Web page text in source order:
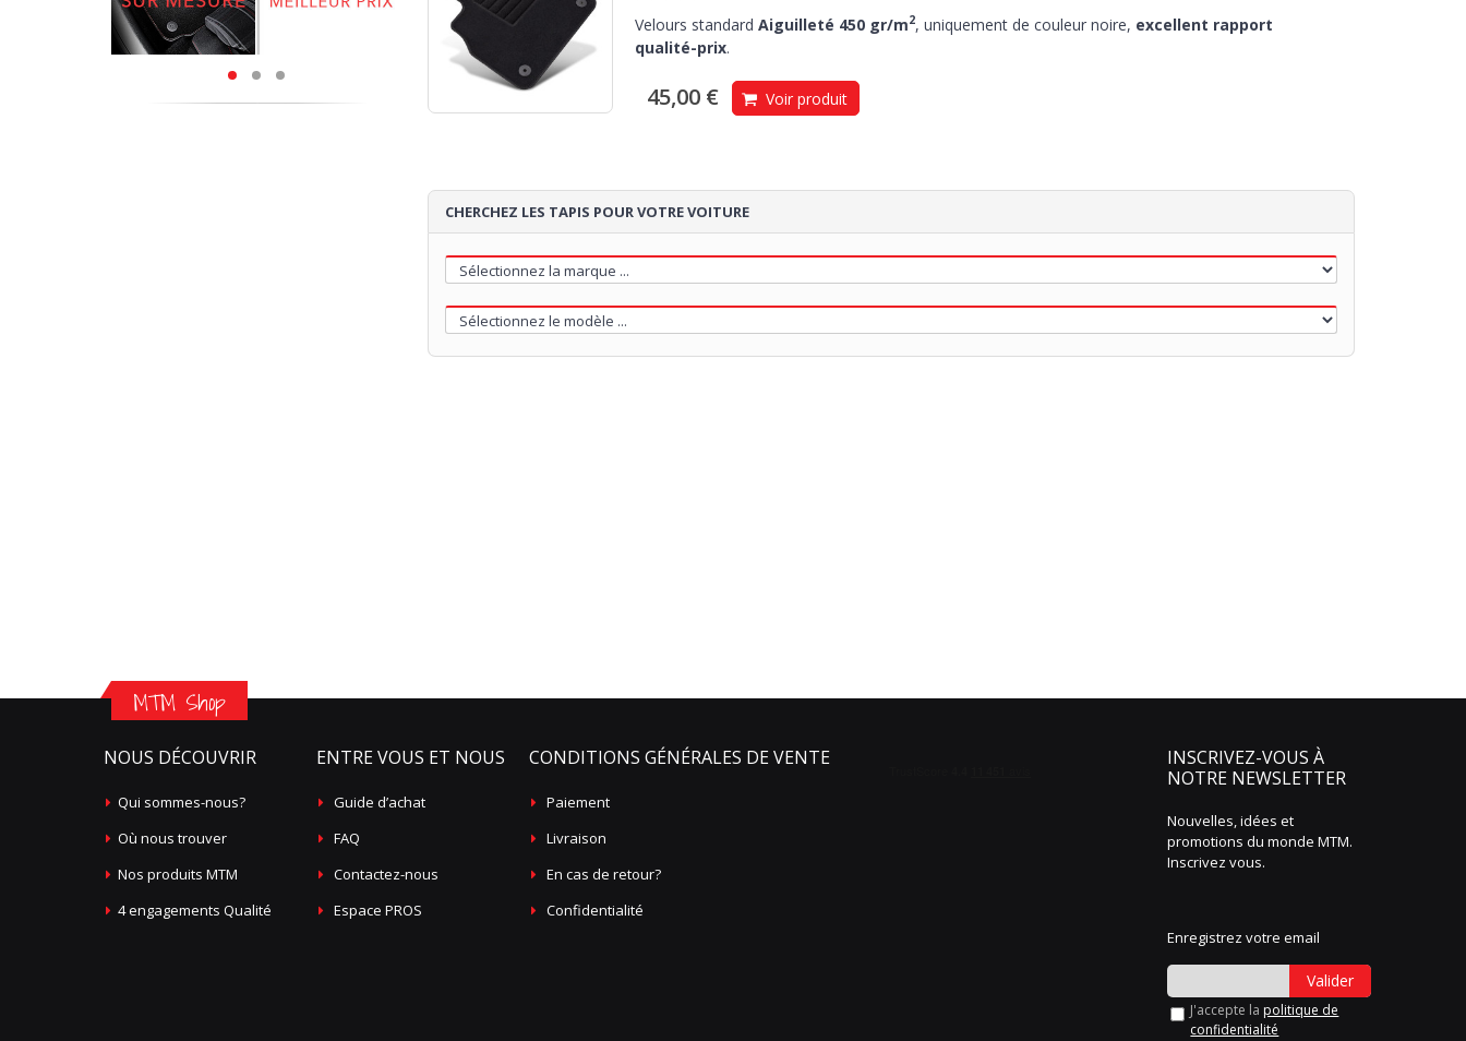
Velours standard Aiguilleté 450 gr/m2, uniquement de couleur noire, excellent rapport
qualité-prix.
45,00 € Voir produit
CHERCHEZ LES TAPIS POUR VOTRE VOITURE
MTM Shop
NOUS DÉCOUVRIR
Qui sommes-nous?
Où nous trouver
Nos produits MTM
4 engagements Qualité
ENTRE VOUS ET NOUS
Guide d’achat
FAQ
Contactez-nous
Espace PROS
CONDITIONS GÉNÉRALES DE VENTE
Paiement
Livraison
En cas de retour?
Confidentialité
INSCRIVEZ-VOUS À
NOTRE NEWSLETTER
Nouvelles, idées et
promotions du monde MTM.
Inscrivez vous.
Enregistrez votre email
Valider
J'accepte la politique de
confidentialité